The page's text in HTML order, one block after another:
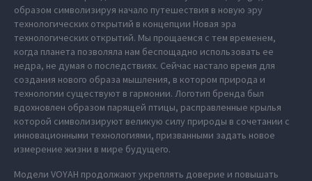
образом символизируя начало путешествия в новую эру
технологических открытий в концепции Новая эра
технологических открытий. Мы прощаемся с тем временем,
когда планета позволяла нам беспощадно использовать ее
недра, не думая о последствиях. Сейчас настало время для
создания нового образа мышления, в котором природа и
технологии существуют в гармонии. Логотип бренда был
вдохновлен образом парящей птицы, расправленные крылья
которой символизируют великую силу природы в сочетании с
инновационными технологиями, призванными задать новое
измерение жизни в мире будущего.
Модели VOYAH продолжают укреплять доверие и повышать